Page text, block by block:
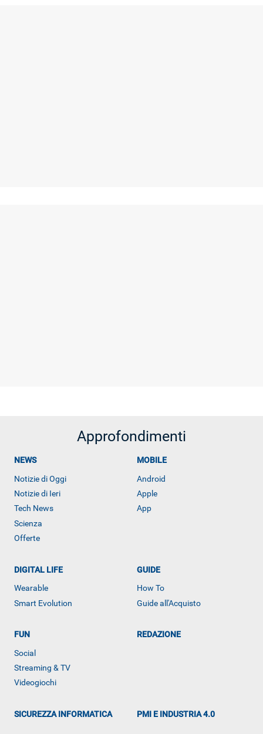
Approfondimenti
NEWS
Notizie di Oggi
Notizie di Ieri
Tech News
Scienza
Offerte
MOBILE
Android
Apple
App
DIGITAL LIFE
Wearable
Smart Evolution
GUIDE
How To
Guide all'Acquisto
FUN
Social
Streaming & TV
Videogiochi
REDAZIONE
SICUREZZA INFORMATICA PMI E INDUSTRIA 4.0